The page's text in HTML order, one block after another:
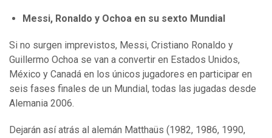
Messi, Ronaldo y Ochoa en su sexto Mundial
Si no surgen imprevistos, Messi, Cristiano Ronaldo y
Guillermo Ochoa se van a convertir en Estados Unidos,
México y Canadá en los únicos jugadores en participar en
seis fases finales de un Mundial, todas las jugadas desde
Alemania 2006.
Dejarán así atrás al alemán Matthaüs (1982, 1986, 1990,